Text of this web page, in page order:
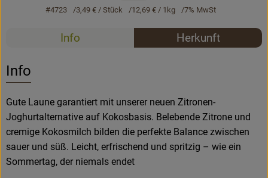
#4723 3,49 €/ Stück 12,69 €/ 1kg 7% MwSt
Rezepte
Info Herkunft
Info
Gute Laune garantiert mit unserer neuen Zitronen-
Joghurtalternative auf Kokosbasis. Belebende Zitrone und
cremige Kokosmilch bilden die perfekte Balance zwischen
sauer und süß. Leicht, erfrischend und spritzig – wie ein
Sommertag, der niemals endet